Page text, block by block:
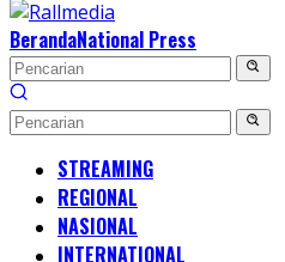
BerandaNational Press
STREAMING
REGIONAL
NASIONAL
INTERNATIONAL